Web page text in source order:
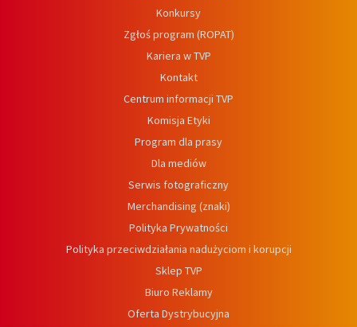
Konkursy
Zgłoś program (ROPAT)
Kariera w TVP
Kontakt
Centrum informacji TVP
Komisja Etyki
Program dla prasy
Dla mediów
Serwis fotograficzny
Merchandising (znaki)
Polityka Prywatności
Polityka przeciwdziałania nadużyciom i korupcji
Sklep TVP
Biuro Reklamy
Oferta Dystrybucyjna